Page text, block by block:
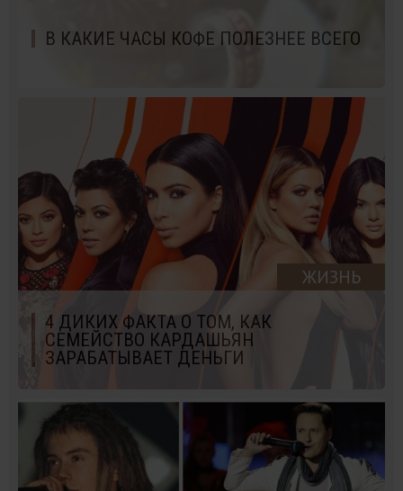
В КАКИЕ ЧАСЫ КОФЕ ПОЛЕЗНЕЕ ВСЕГО
ЖИЗНЬ
4 ДИКИХ ФАКТА О ТОМ, КАК
СЕМЕЙСТВО КАРДАШЬЯН
ЗАРАБАТЫВАЕТ ДЕНЬГИ